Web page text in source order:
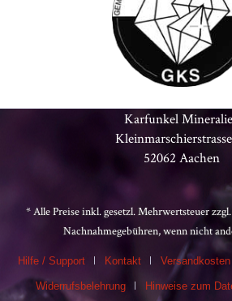
Karfunkel
52062 Aachen
* Alle Preise inkl. gesetzl. Mehrwertsteuer zzgl.
Nachnahmegebühren, wenn nicht
Hilfe / Support Kontakt Versandkosten
Widerrufsbelehrung Hinweise zum